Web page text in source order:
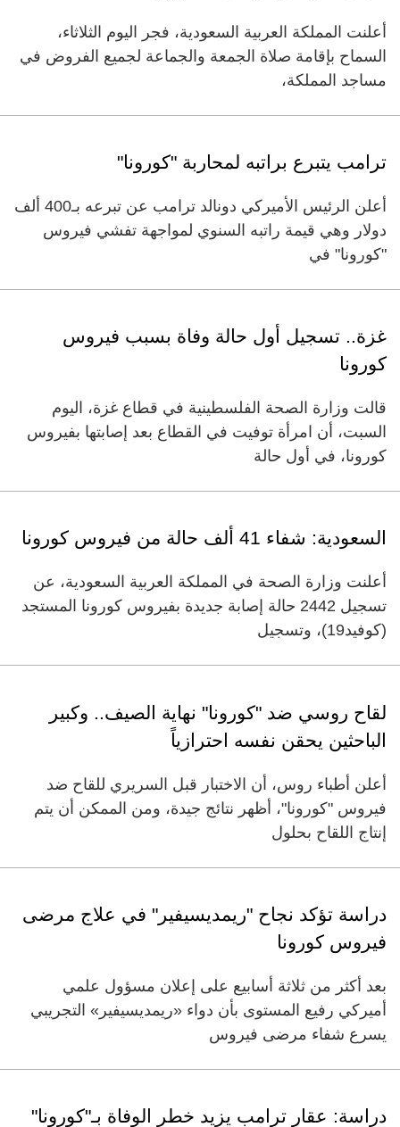
أعلنت المملكة العربية السعودية، فجر اليوم الثلاثاء،
السماح بإقامة صلاة الجمعة والجماعة لجميع الفروض في
مساجد المملكة،
ترامب يتبرع براتبه لمحاربة "كورونا"
أعلن الرئيس الأميركي دونالد ترامب عن تبرعه بـ400 ألف
دولار وهي قيمة راتبه السنوي لمواجهة تفشي فيروس
"كورونا" في
غزة.. تسجيل أول حالة وفاة بسبب فيروس
كورونا
قالت وزارة الصحة الفلسطينية في قطاع غزة، اليوم
السبت، أن امرأة توفيت في القطاع بعد إصابتها بفيروس
كورونا، في أول حالة
السعودية: شفاء 41 ألف حالة من فيروس كورونا
أعلنت وزارة الصحة في المملكة العربية السعودية، عن
تسجيل 2442 حالة إصابة جديدة بفيروس كورونا المستجد
(كوفيد19)، وتسجيل
لقاح روسي ضد "كورونا" نهاية الصيف.. وكبير
الباحثين يحقن نفسه احترازياً
أعلن أطباء روس، أن الاختبار قبل السريري للقاح ضد
فيروس "كورونا"، أظهر نتائج جيدة، ومن الممكن أن يتم
إنتاج اللقاح بحلول
دراسة تؤكد نجاح "ريمديسيفير" في علاج مرضى
فيروس كورونا
بعد أكثر من ثلاثة أسابيع على إعلان مسؤول علمي
أميركي رفيع المستوى بأن دواء «ريمديسيفير» التجريبي
يسرع شفاء مرضى فيروس
دراسة: عقار ترامب يزيد خطر الوفاة بـ"كورونا"